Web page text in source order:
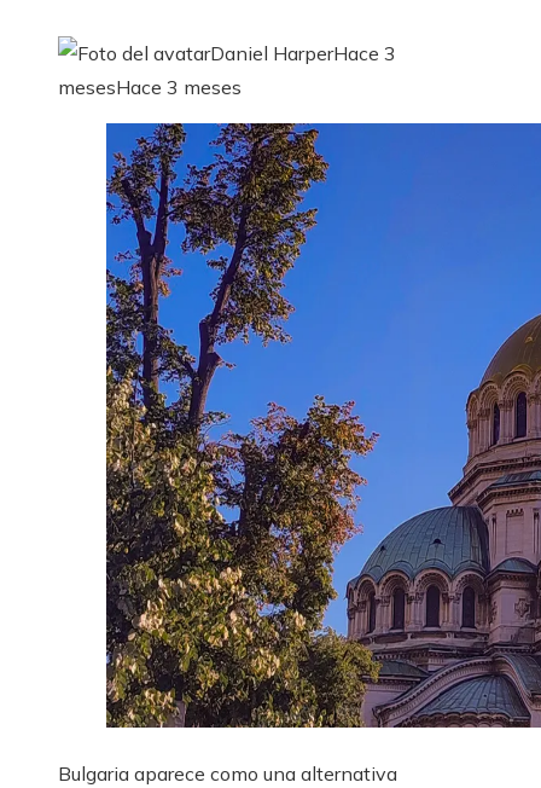
Daniel HarperHace 3
mesesHace 3 meses
Bulgaria aparece como una alternativa